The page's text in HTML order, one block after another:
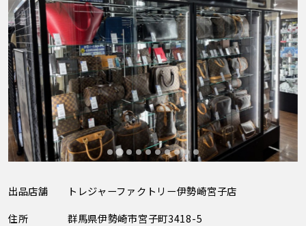
出品店舗
トレジャーファクトリー伊勢崎宮子店
住所
群馬県伊勢崎市宮子町3418-5